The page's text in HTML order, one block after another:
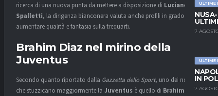
ULTIME
7
ULTIME
IN
7
ricerca di una nuova punta da mettere a disposizione di Luciano
Spalletti, la dirigenza bianconera valuta anche profili in grado di
aumentare qualità e fantasia sulla trequarti.
Brahim Diaz nel mirino della
Juventus
Secondo quanto riportato dalla Gazzetta dello Sport, uno dei nomi
che stuzzicano maggiormente la Juventus è quello di Brahim Diaz .